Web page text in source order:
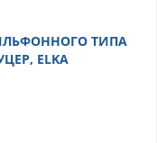
ТИПА
ELKA